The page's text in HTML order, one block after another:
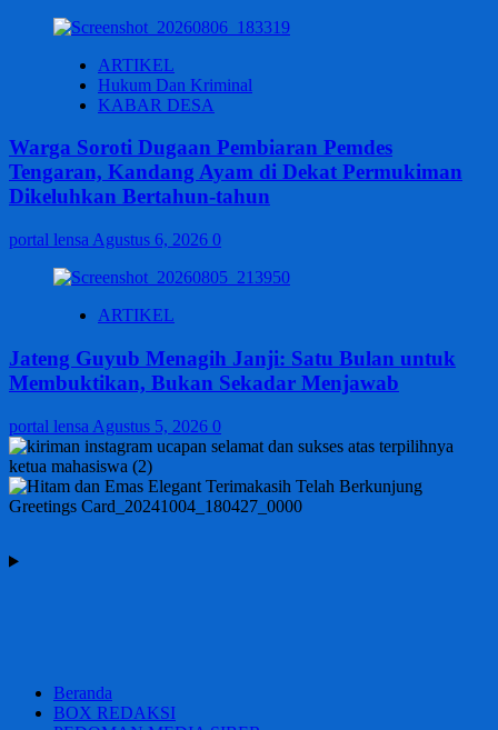
ARTIKEL
Hukum Dan Kriminal
KABAR DESA
Warga Soroti Dugaan Pembiaran Pemdes
Tengaran, Kandang Ayam di Dekat Permukiman
Dikeluhkan Bertahun-tahun
portal lensa Agustus 6, 2026 0
ARTIKEL
Jateng Guyub Menagih Janji: Satu Bulan untuk
Membuktikan, Bukan Sekadar Menjawab
portal lensa Agustus 5, 2026 0
Beranda
BOX REDAKSI